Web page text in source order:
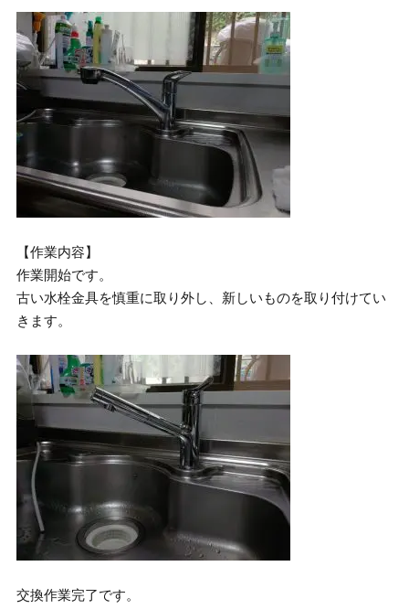
【作業内容】
作業開始です。
古い水栓金具を慎重に取り外し、新しいものを取り付けてい
きます。
交換作業完了です。